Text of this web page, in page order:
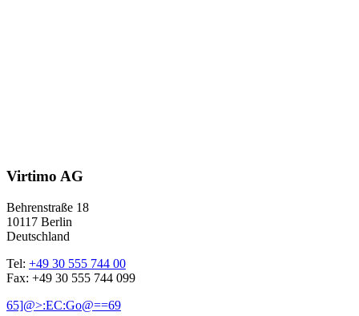
Virtimo AG
Behrenstraße 18
10117 Berlin
Deutschland
Tel: +49 30 555 744 00
Fax: +49 30 555 744 099
65]@>:EC:Go@==69